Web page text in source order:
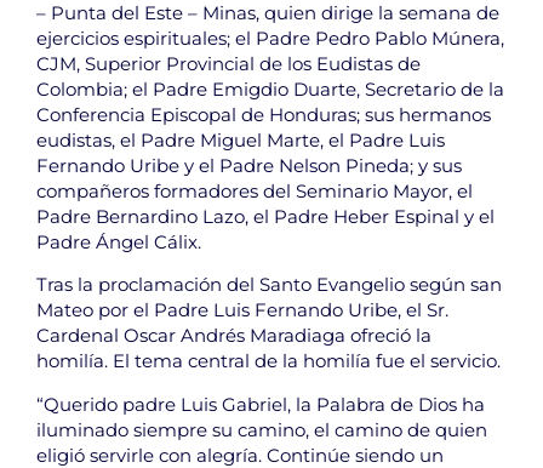
– Punta del Este – Minas, quien dirige la semana de
ejercicios espirituales; el Padre Pedro Pablo Múnera,
CJM, Superior Provincial de los Eudistas de
Colombia; el Padre Emigdio Duarte, Secretario de la
Conferencia Episcopal de Honduras; sus hermanos
eudistas, el Padre Miguel Marte, el Padre Luis
Fernando Uribe y el Padre Nelson Pineda; y sus
compañeros formadores del Seminario Mayor, el
Padre Bernardino Lazo, el Padre Heber Espinal y el
Padre Ángel Cálix.
Tras la proclamación del Santo Evangelio según san
Mateo por el Padre Luis Fernando Uribe, el Sr.
Cardenal Oscar Andrés Maradiaga ofreció la
homilía. El tema central de la homilía fue el servicio.
“Querido padre Luis Gabriel, la Palabra de Dios ha
iluminado siempre su camino, el camino de quien
eligió servirle con alegría. Continúe siendo un